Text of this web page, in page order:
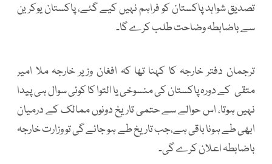
تصدیق شواہد پاکستان کو فراہم نہیں کیے گئے، پاکستان یوکرین
سے باضابطہ وضاحت طلب کرے گا۔
ترجمان دفتر خارجہ کا کہنا تھا کہ افغان وزیر خارجہ ملا امیر
متقی کے دورہ پاکستان کی منسوخی یا التوا کا کوئی سوال ہی پیدا
نہیں ہوتا، اس حوالے سے حتمی تاریخ دونوں ممالک کے درمیان
ابھی طے ہونا باقی ہے،جب تاریخ طے ہو جائے گی تو وزارت خارجہ
باضابطہ اعلان کرے گی۔